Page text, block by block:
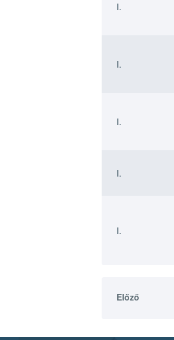
I.
I.
I.
I.
I.
Előző